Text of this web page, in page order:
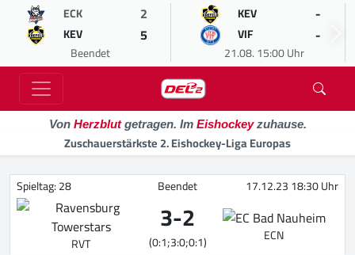
ECK 2
KEV 5
Beendet
KEV -
VIF -
21.08. 15:00 Uhr
Von Herzblutgetragen. Im Eishockeyzuhause.
Zuschauerstärkste 2. Eishockey-Liga Europas
Spieltag: 28 Beendet 17.12.23 18:30 Uhr
RVT
3-2
(0:1;3:0;0:1)
ECN